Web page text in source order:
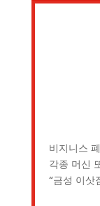
비지니스
각종 머신
“금성 이삿